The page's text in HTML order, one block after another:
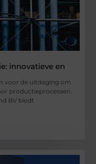
innovatieve en
voor de uitdaging om
productieprocessen.
BV biedt